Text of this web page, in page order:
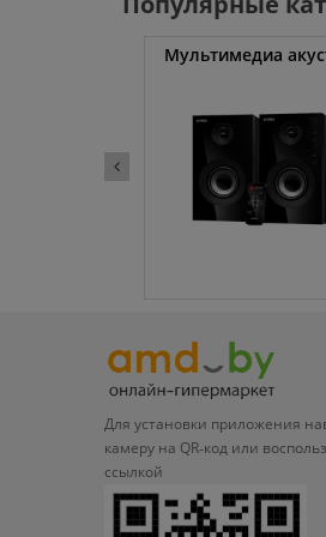
Мультимедиа
Для установки приложения
камеру на QR‑код или
ссылкой